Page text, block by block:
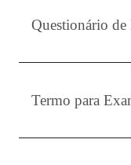
Questionário
Termo para